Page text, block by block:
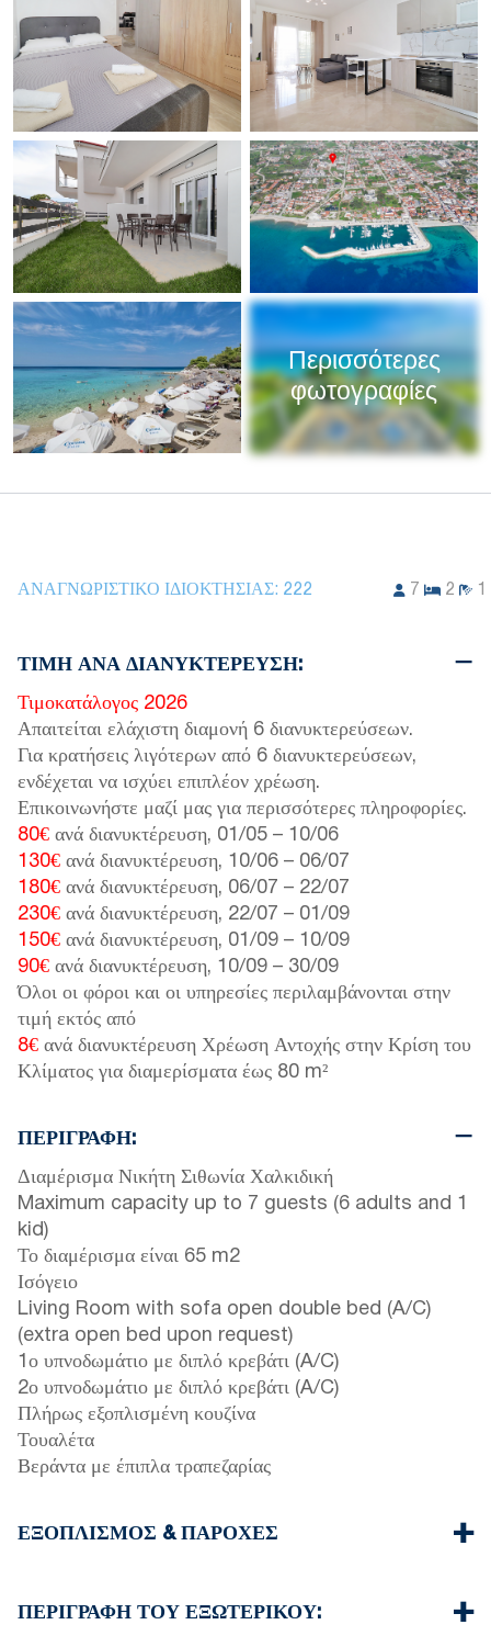
Περισσότερες
φωτογραφίες
ΑΝΑΓΝΩΡΙΣΤΙΚΌ ΙΔΙΟΚΤΗΣΊΑΣ: 222 7 2
ΤΙΜΉ ΑΝΆ ΔΙΑΝΥΚΤΈΡΕΥΣΗ:
Τιμοκατάλογος 2026
Απαιτείται ελάχιστη διαμονή 6 διανυκτερεύσεων.
Για κρατήσεις λιγότερων από 6 διανυκτερεύσεων,
ενδέχεται να ισχύει επιπλέον χρέωση.
Επικοινωνήστε μαζί μας για περισσότερες πληροφορίες.
80€ ανά διανυκτέρευση, 01/05 – 10/06
130€ ανά διανυκτέρευση, 10/06 – 06/07
180€ ανά διανυκτέρευση, 06/07 – 22/07
230€ ανά διανυκτέρευση, 22/07 – 01/09
150€ ανά διανυκτέρευση, 01/09 – 10/09
90€ ανά διανυκτέρευση, 10/09 – 30/09
Όλοι οι φόροι και οι υπηρεσίες περιλαμβάνονται στην
τιμή εκτός από
8€ ανά διανυκτέρευση Χρέωση Αντοχής στην Κρίση του
Κλίματος για διαμερίσματα έως 80 m²
ΠΕΡΙΓΡΑΦΉ:
Διαμέρισμα Νικήτη Σιθωνία Χαλκιδική
Maximum capacity up to 7 guests (6 adults and 1
kid)
Το διαμέρισμα είναι 65 m2
Ισόγειο
Living Room with sofa open double bed (A/C)
(extra open bed upon request)
1ο υπνοδωμάτιο με διπλό κρεβάτι (A/C)
2ο υπνοδωμάτιο με διπλό κρεβάτι (A/C)
Πλήρως εξοπλισμένη κουζίνα
Τουαλέτα
Βεράντα με έπιπλα τραπεζαρίας
ΕΞΟΠΛΙΣΜΌΣ & ΠΑΡΟΧΈΣ
ΠΕΡΙΓΡΑΦΉ ΤΟΥ ΕΞΩΤΕΡΙΚΟΎ: